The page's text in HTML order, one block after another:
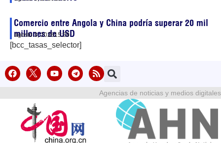
Comercio entre Angola y China podría superar 20 mil
millones de USD
agosto 3, 202615:29
[bcc_tasas_selector]
Agencias de noticias y medios digitales